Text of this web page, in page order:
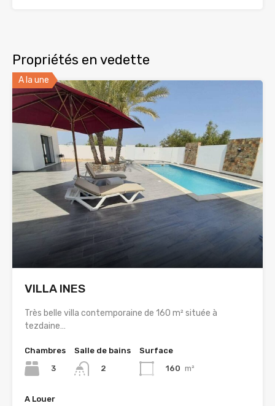
Propriétés en vedette
A la une
VILLA INES
Très belle villa contemporaine de 160 m² située à
tezdaine…
Chambres
3
Salle de bains
2
Surface
160 m²
A Louer